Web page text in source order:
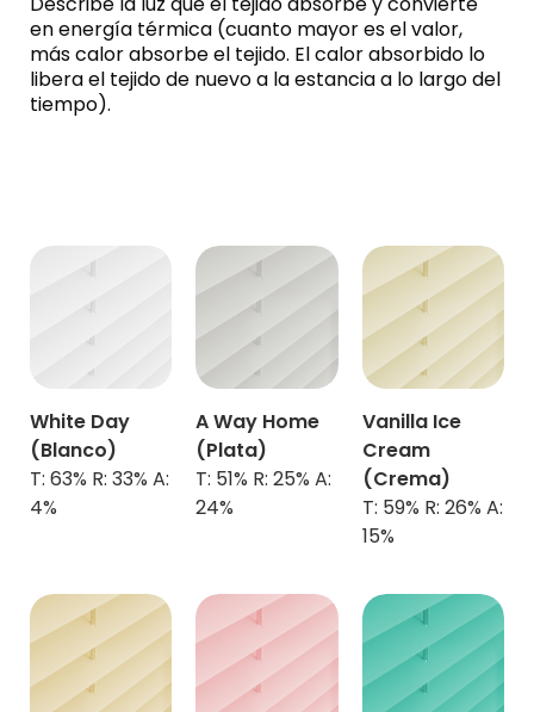
en energía térmica (cuanto mayor es el valor,
más calor absorbe el tejido. El calor absorbido lo
libera el tejido de nuevo a la estancia a lo largo del
tiempo).
White Day
(Blanco)
T: 63% R: 33% A:
4%
A Way Home
(Plata)
T: 51% R: 25% A:
24%
Vanilla Ice
Cream
(Crema)
T: 59% R: 26% A:
15%